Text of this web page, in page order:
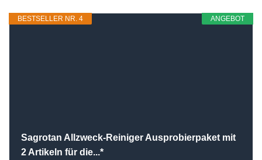
ANGEBOT
BESTSELLER NR. 4
Sagrotan Allzweck-Reiniger Ausprobierpaket mit
2 Artikeln für die...*